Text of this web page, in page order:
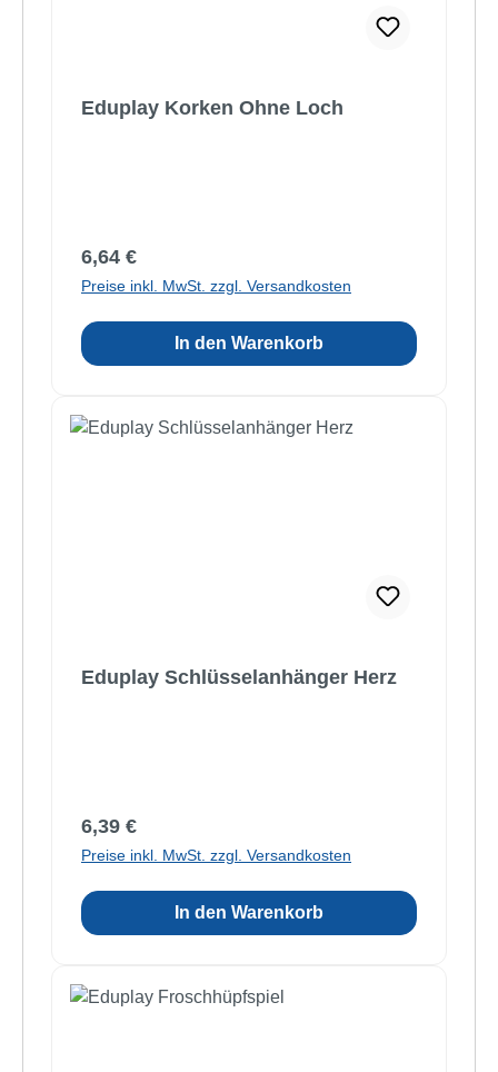
Eduplay Korken Ohne Loch
Regulärer Preis:
6,64 €
Preise inkl. MwSt. zzgl. Versandkosten
In den Warenkorb
Eduplay Schlüsselanhänger Herz
Regulärer Preis:
6,39 €
Preise inkl. MwSt. zzgl. Versandkosten
In den Warenkorb